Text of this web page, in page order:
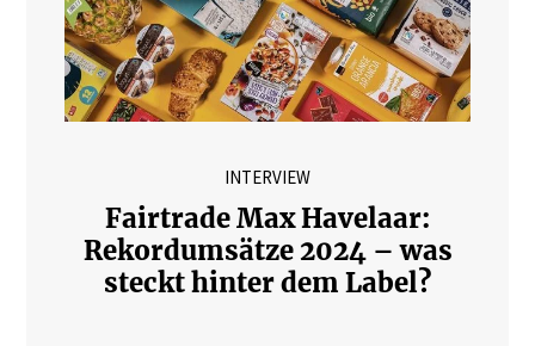
INTERVIEW
Fairtrade Max Havelaar:
Rekordumsätze 2024 – was
steckt hinter dem Label?